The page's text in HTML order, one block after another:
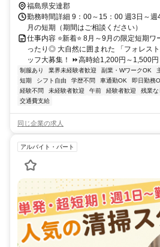
福島県安達郡
勤務時間詳細 9：00～15：00 週3日～
月の短期（期間はご相談ください）
仕事内容 ⭐新着⭐ 8月～9月の限定短期
ったり◎ 大自然に囲まれた 「フォレス
ッフ大募集！ ⏩高時給1,200円～1,500円
制服あり 業界未経験者歓迎 副業・WワークOK
短期
シフト自由 学歴不問 車通勤OK 即日勤務
経験不問
未経験者歓迎 午前 経験者歓迎 残業な
交通費支給
同じ企業の求人
アルバイト・パート